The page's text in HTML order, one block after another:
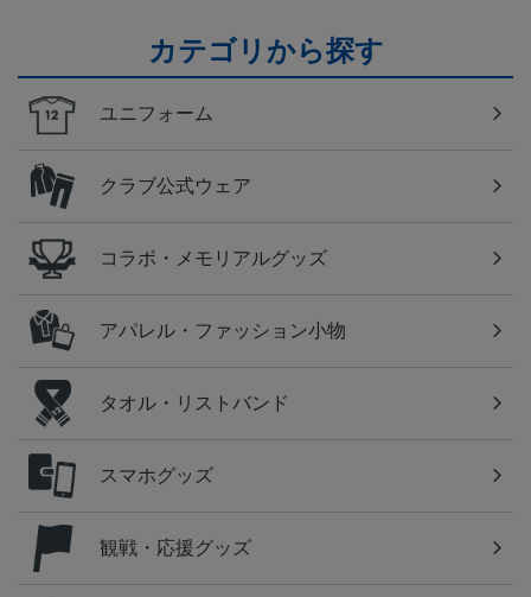
カテゴリから探す
ユニフォーム
クラブ公式ウェア
コラボ・メモリアルグッズ
アパレル・ファッション小物
タオル・リストバンド
スマホグッズ
観戦・応援グッズ